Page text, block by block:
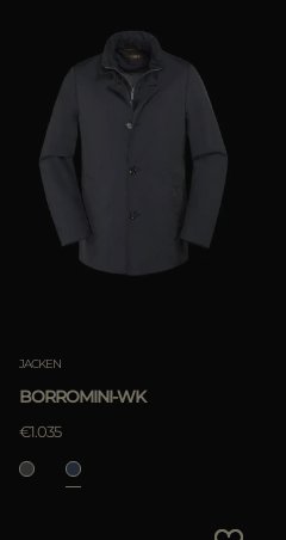
JACKEN
BORROMINI-WK
€1.035